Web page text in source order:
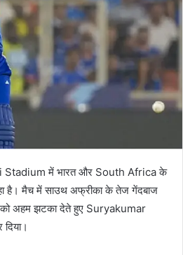
Stadium में भारत और South Africa के
है। मैच में साउथ अफ्रीका के तेज गेंदबाज
अहम झटका देते हुए Suryakumar